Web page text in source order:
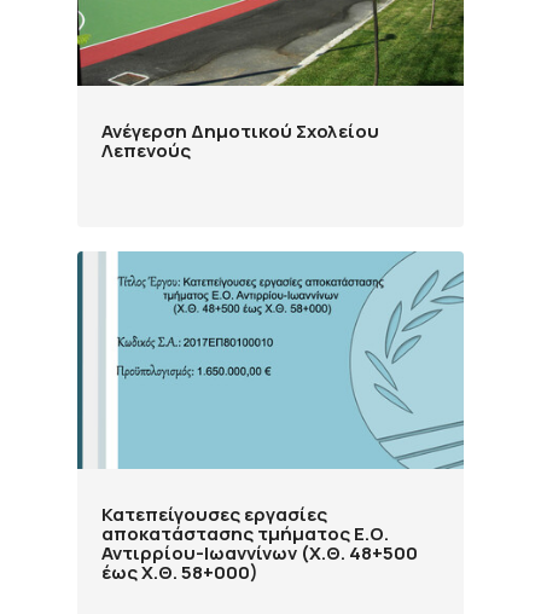
Ανέγερση Δημοτικού Σχολείου
Λεπενούς
Κατεπείγουσες εργασίες
αποκατάστασης τμήματος Ε.Ο.
Αντιρρίου-Ιωαννίνων (Χ.Θ. 48+500
έως Χ.Θ. 58+000)